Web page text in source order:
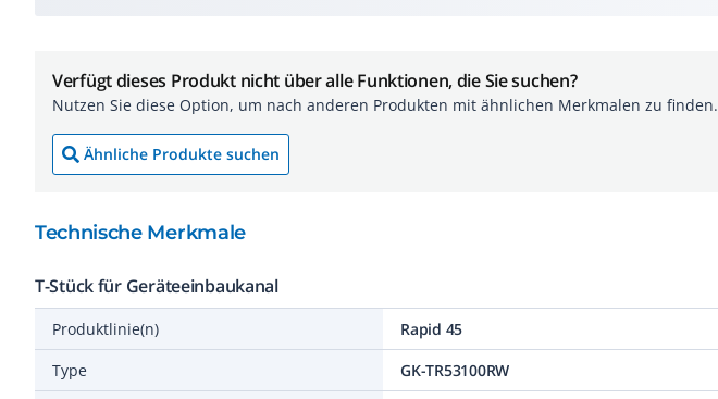
Verfügt dieses Produkt nicht über alle Funktionen, die Sie suchen?
Nutzen Sie diese Option, um nach anderen Produkten mit ähnlichen Merkmalen zu finden.
Ähnliche Produkte suchen
Technische Merkmale
T-Stück für Geräteeinbaukanal
Produktlinie(n)
Rapid 45
Type
GK-TR53100RW